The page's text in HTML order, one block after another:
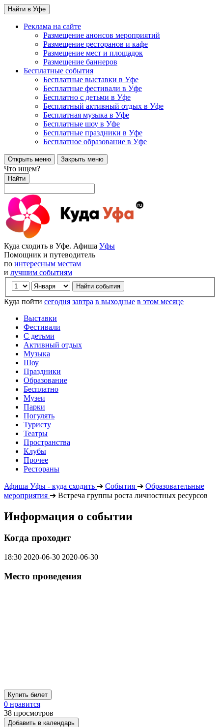
Найти в Уфе
Реклама на сайте
Размещение анонсов мероприятий
Размещение ресторанов и кафе
Размещение мест и площадок
Размещение баннеров
Бесплатные события
Бесплатные выставки в Уфе
Бесплатные фестивали в Уфе
Бесплатно с детьми в Уфе
Бесплатный активный отдых в Уфе
Бесплатная музыка в Уфе
Бесплатные шоу в Уфе
Бесплатные праздники в Уфе
Бесплатное образование в Уфе
Открыть меню Закрыть меню
Что ищем?
Найти
Куда сходить в Уфе. Афиша Уфы
Помощник и путеводитель
по интересным местам
и лучшим событиям
Куда пойти сегодня завтра в выходные в этом месяце
Выставки
Фестивали
С детьми
Активный отдых
Музыка
Шоу
Праздники
Образование
Бесплатно
Музеи
Парки
Погулять
Туристу
Театры
Пространства
Клубы
Прочее
Рестораны
Афиша Уфы - куда сходить ➔ События ➔ Образовательные
мероприятия ➔ Встреча группы роста личностных ресурсов
Информация о событии
Когда проходит
18:30 2020-06-30 2020-06-30
Место проведения
Купить билет
0 нравится
38 просмотров
Добавить в календарь